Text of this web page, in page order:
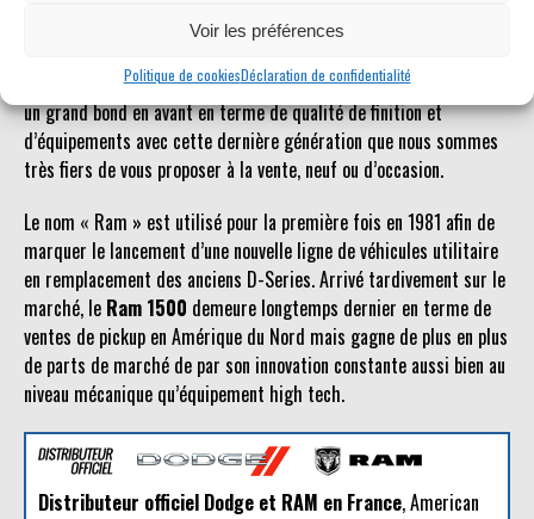
Voir les préférences
Politique de cookiesDéclaration de confidentialité
en Europe. Plus accessible que d’autres pickups américains, il fait
un grand bond en avant en terme de qualité de finition et
d’équipements avec cette dernière génération que nous sommes
très fiers de vous proposer à la vente, neuf ou d’occasion.
Le nom « Ram » est utilisé pour la première fois en 1981 afin de
marquer le lancement d’une nouvelle ligne de véhicules utilitaire
en remplacement des anciens D-Series. Arrivé tardivement sur le
marché, le Ram 1500 demeure longtemps dernier en terme de
ventes de pickup en Amérique du Nord mais gagne de plus en plus
de parts de marché de par son innovation constante aussi bien au
niveau mécanique qu’équipement high tech.
Distributeur officiel Dodge et RAM en France, American